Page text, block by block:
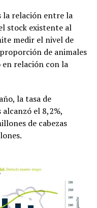
la relación entre la
stock existente al
medir el nivel de
de animales
relación con la
la tasa de
el 8,2%,
de cabezas